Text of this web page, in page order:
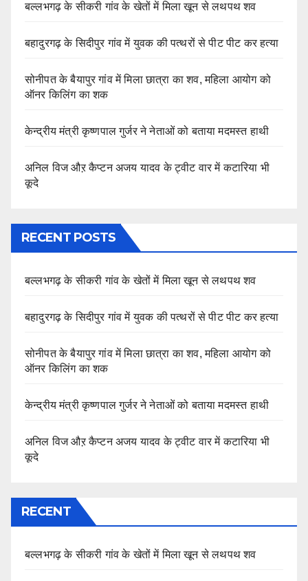
बल्लभगढ़ के सीकरी गांव के खेतों में मिला खून से लथपथ शव
बहादुरगढ़ के सिदीपुर गांव में युवक की पत्थरों से पीट पीट कर हत्या
सोनीपत के बैयापुर गांव में मिला छात्रा का शव, महिला आयोग को
ऑनर किलिंग का शक
केन्द्रीय मंत्री कृष्णपाल गुर्जर ने नेताओं को बताया मदमस्त हाथी
अनिल विज औऱ कैप्टन अजय यादव के ट्वीट वार में कटारिया भी
कूदे
RECENT POSTS
बल्लभगढ़ के सीकरी गांव के खेतों में मिला खून से लथपथ शव
बहादुरगढ़ के सिदीपुर गांव में युवक की पत्थरों से पीट पीट कर हत्या
सोनीपत के बैयापुर गांव में मिला छात्रा का शव, महिला आयोग को
ऑनर किलिंग का शक
केन्द्रीय मंत्री कृष्णपाल गुर्जर ने नेताओं को बताया मदमस्त हाथी
अनिल विज औऱ कैप्टन अजय यादव के ट्वीट वार में कटारिया भी
कूदे
RECENT
बल्लभगढ़ के सीकरी गांव के खेतों में मिला खून से लथपथ शव